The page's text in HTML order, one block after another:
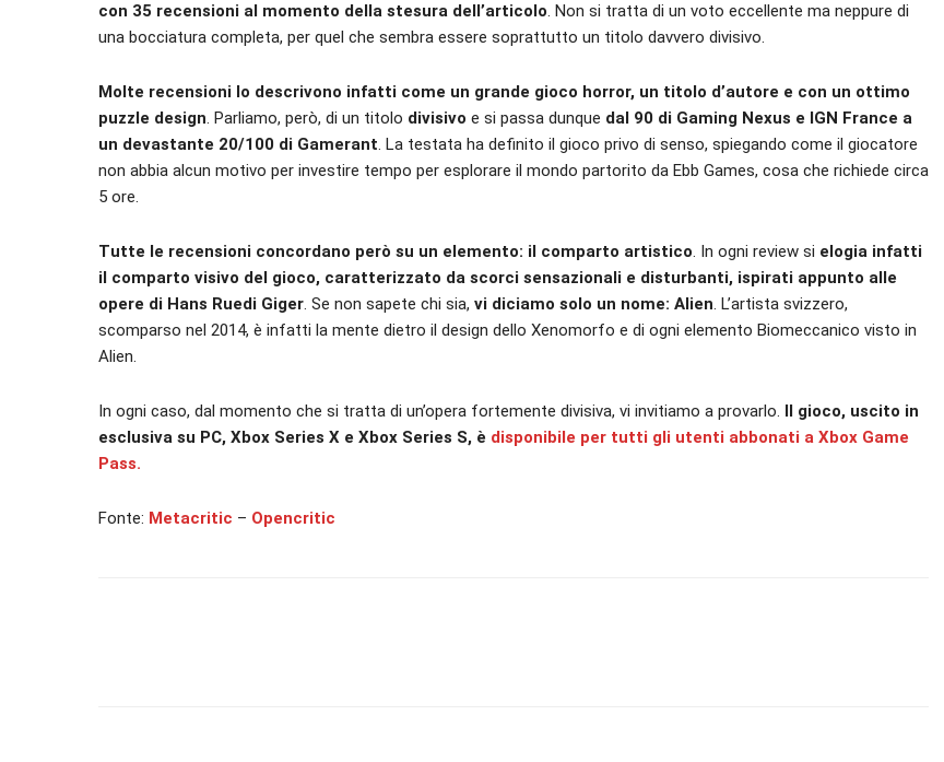
con 35 recensioni al momento della stesura dell’articolo. Non si tratta di un voto eccellente ma neppure di
una bocciatura completa, per quel che sembra essere soprattutto un titolo davvero divisivo.
Molte recensioni lo descrivono infatti come un grande gioco horror, un titolo d’autore e con un ottimo
puzzle design. Parliamo, però, di un titolo divisivo e si passa dunque dal 90 di Gaming Nexus e IGN France a
un devastante 20/100 di Gamerant. La testata ha definito il gioco privo di senso, spiegando come il giocatore
non abbia alcun motivo per investire tempo per esplorare il mondo partorito da Ebb Games, cosa che richiede circa
5 ore.
Tutte le recensioni concordano però su un elemento: il comparto artistico. In ogni review si elogia infatti
il comparto visivo del gioco, caratterizzato da scorci sensazionali e disturbanti, ispirati appunto alle
opere di Hans Ruedi Giger. Se non sapete chi sia, vi diciamo solo un nome: Alien. L’artista svizzero,
scomparso nel 2014, è infatti la mente dietro il design dello Xenomorfo e di ogni elemento Biomeccanico visto in
Alien.
In ogni caso, dal momento che si tratta di un’opera fortemente divisiva, vi invitiamo a provarlo. Il gioco, uscito in
esclusiva su PC, Xbox Series X e Xbox Series S, è disponibile per tutti gli utenti abbonati a Xbox Game
Pass.
Fonte: Metacritic – Opencritic